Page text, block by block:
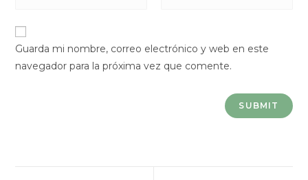
Guarda mi nombre, correo electrónico y web en este
navegador para la próxima vez que comente.